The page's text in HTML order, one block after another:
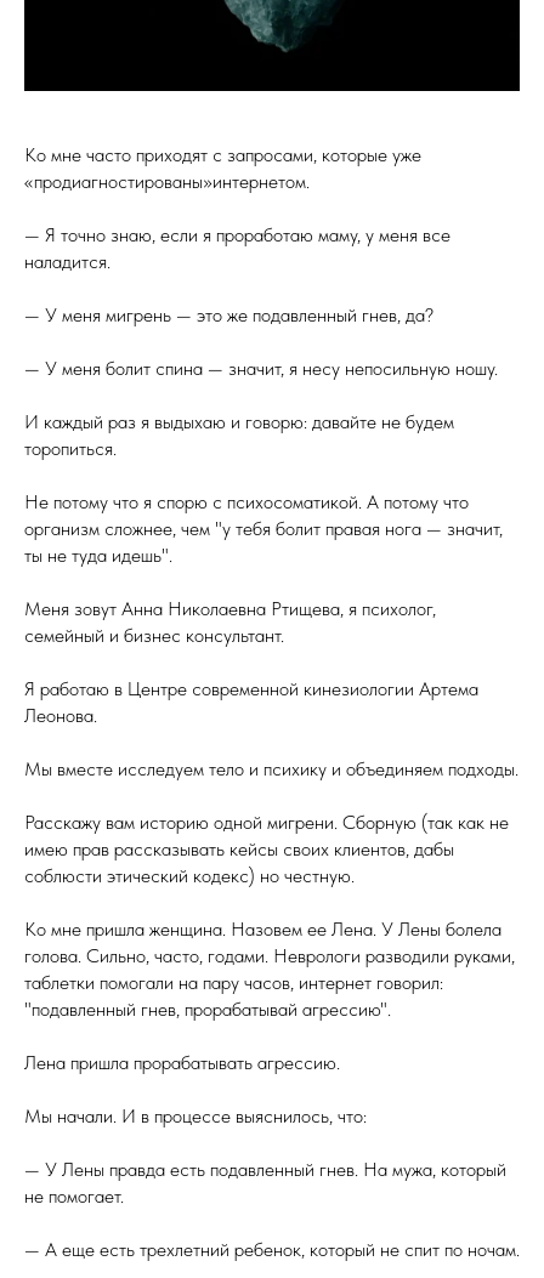
Ко мне часто приходят с запросами, которые уже
«продиагностированы»интернетом.
— Я точно знаю, если я проработаю маму, у меня все
наладится.
— У меня мигрень — это же подавленный гнев, да?
— У меня болит спина — значит, я несу непосильную ношу.
И каждый раз я выдыхаю и говорю: давайте не будем
торопиться.
Не потому что я спорю с психосоматикой. А потому что
организм сложнее, чем "у тебя болит правая нога — значит,
ты не туда идешь".
Меня зовут Анна Николаевна Ртищева, я психолог,
семейный и бизнес консультант.
Я работаю в Центре современной кинезиологии Артема
Леонова.
Мы вместе исследуем тело и психику и объединяем подходы.
Расскажу вам историю одной мигрени. Сборную (так как не
имею прав рассказывать кейсы своих клиентов, дабы
соблюсти этический кодекс) но честную.
Ко мне пришла женщина. Назовем ее Лена. У Лены болела
голова. Сильно, часто, годами. Неврологи разводили руками,
таблетки помогали на пару часов, интернет говорил:
"подавленный гнев, прорабатывай агрессию".
Лена пришла прорабатывать агрессию.
Мы начали. И в процессе выяснилось, что:
— У Лены правда есть подавленный гнев. На мужа, который
не помогает.
— А еще есть трехлетний ребенок, который не спит по ночам.